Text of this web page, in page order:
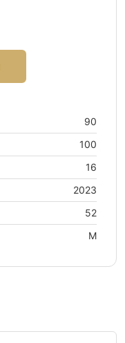
90
100
16
2023
52
M